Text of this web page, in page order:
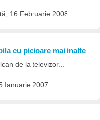
16 Februarie 2008
cu picioare mai inalte
de la televizor...
Ianuarie 2007